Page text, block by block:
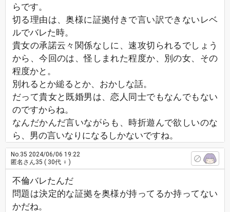
らです。
切る理由は、奥様に証拠付きで言い訳できないレベ
ルでバレた時。
貴女の承諾云々関係なしに、速攻切られるでしょう
から、今回のは、怪しまれた程度か、別の女、その
程度かと。
別れるとか縋るとか、おかしな話。
だって貴女と既婚男は、恋人同士でもなんでもない
のですからね。
なんだかんだ言いながらも、時折遊んで欲しいのな
ら、男の言いなりになるしかないですね。
No.35 2024/06/06 19:22
匿名さん35 ( 30代 ♀ )
不倫バレたんだ
問題は決定的な証拠を奥様が持ってるか持ってない
かだね。